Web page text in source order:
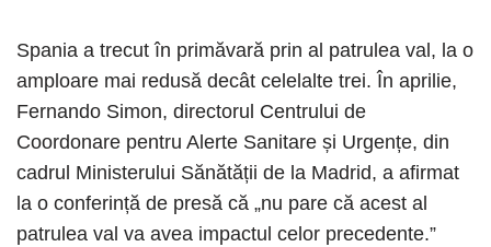
Spania a trecut în primăvară prin al patrulea val, la o
amploare mai redusă decât celelalte trei. În aprilie,
Fernando Simon, directorul Centrului de
Coordonare pentru Alerte Sanitare și Urgențe, din
cadrul Ministerului Sănătății de la Madrid, a afirmat
la o conferință de presă că „nu pare că acest al
patrulea val va avea impactul celor precedente.”